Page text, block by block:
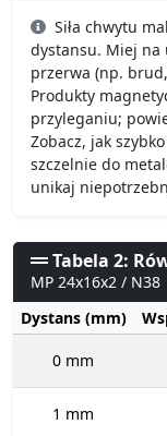
Siła chwytu
dystansu. Miej na
przerwa (np.
Produkty
przyleganiu;
Zobacz, jak
szczelnie do
unikaj
Tabela 2:
MP 24x16x2 / N38
Dystans (mm)
0 mm
1 mm